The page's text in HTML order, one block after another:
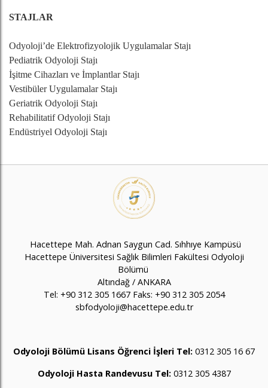
STAJLAR
Odyoloji’de Elektrofizyolojik Uygulamalar Stajı
Pediatrik Odyoloji Stajı
İşitme Cihazları ve İmplantlar Stajı
Vestibüler Uygulamalar Stajı
Geriatrik Odyoloji Stajı
Rehabilitatif Odyoloji Stajı
Endüstriyel Odyoloji Stajı
Hacettepe Mah. Adnan Saygun Cad. Sıhhıye Kampüsü
Hacettepe Üniversitesi Sağlık Bilimleri Fakültesi Odyoloji
Bölümü
Altındağ / ANKARA
Tel: +90 312 305 1667Faks: +90 312 305 2054
sbfodyoloji@hacettepe.edu.tr
Odyoloji Bölümü Lisans Öğrenci İşleri Tel: 0312 305 16 67
Odyoloji Hasta Randevusu Tel: 0312 305 4387